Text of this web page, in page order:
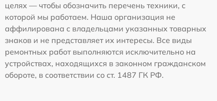
целях — чтобы обозначить перечень техники, с
которой мы работаем. Наша организация не
аффилирована с владельцами указанных товарных
знаков и не представляет их интересы. Все виды
ремонтных работ выполняются исключительно на
устройствах, находящихся в законном гражданском
обороте, в соответствии со ст. 1487 ГК РФ.